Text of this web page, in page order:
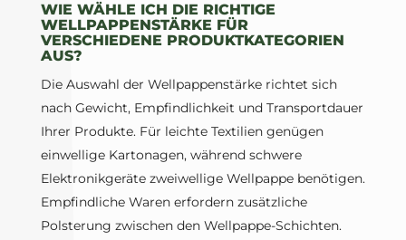
WIE WÄHLE ICH DIE RICHTIGE
WELLPAPPENSTÄRKE FÜR
VERSCHIEDENE PRODUKTKATEGORIEN
AUS?
Die Auswahl der Wellpappenstärke richtet sich
nach Gewicht, Empfindlichkeit und Transportdauer
Ihrer Produkte. Für leichte Textilien genügen
einwellige Kartonagen, während schwere
Elektronikgeräte zweiwellige Wellpappe benötigen.
Empfindliche Waren erfordern zusätzliche
Polsterung zwischen den Wellpappe-Schichten.